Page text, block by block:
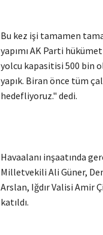
Bu kez işi tamamen
yapımı AK Parti
yolcu kapasitisi 500 bin
yapık. Biran önce tüm
hedefliyoruz." dedi.
Havaalanı inşaatında
Milletvekili Ali Güner,
Arslan, Iğdır Valisi Amir
katıldı.